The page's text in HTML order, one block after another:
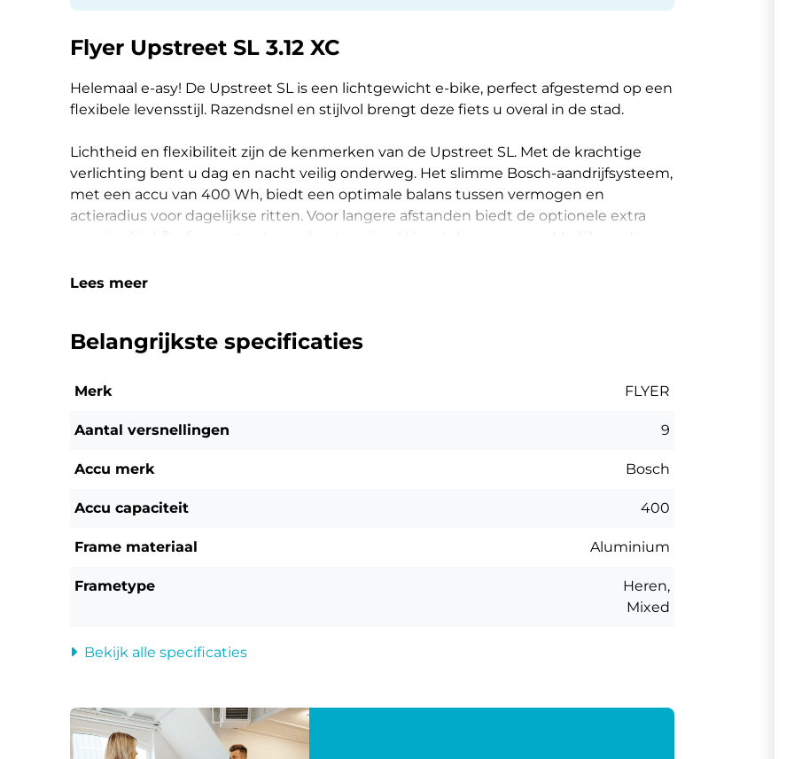
Flyer Upstreet SL 3.12 XC
Helemaal e-asy! De Upstreet SL is een lichtgewicht e-bike, perfect afgestemd op een
flexibele levensstijl. Razendsnel en stijlvol brengt deze fiets u overal in de stad.
Lichtheid en flexibiliteit zijn de kenmerken van de Upstreet SL. Met de krachtige
verlichting bent u dag en nacht veilig onderweg. Het slimme Bosch-aandrijfsysteem,
met een accu van 400 Wh, biedt een optimale balans tussen vermogen en
actieradius voor dagelijkse ritten. Voor langere afstanden biedt de optionele extra
accu in drinkflesformaat extra ondersteuning. U kunt de accu gemakkelijk op de
FLYER e-bike tot nu toe ook uw ideale metgezel voor een e-asy dagelijks leven?
Lees meer
Belangrijkste specificaties
Merk FLYER
Aantal versnellingen 9
Accu merk Bosch
Accu capaciteit 400
Frame materiaal Aluminium
Frametype
Heren,
Mixed
Bekijk alle specificaties